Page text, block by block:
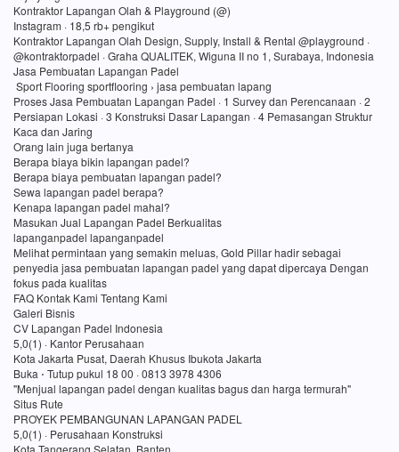
Kontraktor Lapangan Olah & Playground (@)
Instagram · 18,5 rb+ pengikut
Kontraktor Lapangan Olah Design, Supply, Install & Rental @playground ·
@kontraktorpadel · Graha QUALITEK, Wiguna II no 1, Surabaya, Indonesia
Jasa Pembuatan Lapangan Padel
Sport Flooring sportflooring › jasa pembuatan lapang
Proses Jasa Pembuatan Lapangan Padel · 1 Survey dan Perencanaan · 2
Persiapan Lokasi · 3 Konstruksi Dasar Lapangan · 4 Pemasangan Struktur
Kaca dan Jaring
Orang lain juga bertanya
Berapa biaya bikin lapangan padel?
Berapa biaya pembuatan lapangan padel?
Sewa lapangan padel berapa?
Kenapa lapangan padel mahal?
Masukan Jual Lapangan Padel Berkualitas
lapanganpadel lapanganpadel
Melihat permintaan yang semakin meluas, Gold Pillar hadir sebagai
penyedia jasa pembuatan lapangan padel yang dapat dipercaya Dengan
fokus pada kualitas
FAQ Kontak Kami Tentang Kami
Galeri Bisnis
CV Lapangan Padel Indonesia
5,0(1) · Kantor Perusahaan
Kota Jakarta Pusat, Daerah Khusus Ibukota Jakarta
Buka ⋅ Tutup pukul 18 00 · 0813 3978 4306
"Menjual lapangan padel dengan kualitas bagus dan harga termurah"
Situs Rute
PROYEK PEMBANGUNAN LAPANGAN PADEL
5,0(1) · Perusahaan Konstruksi
Kota Tangerang Selatan, Banten